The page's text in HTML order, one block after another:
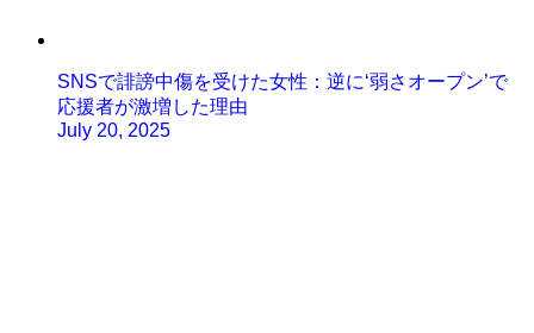
SNSで誹謗中傷を受けた女性：逆に‘弱さオープン’で
応援者が激増した理由
July 20, 2025